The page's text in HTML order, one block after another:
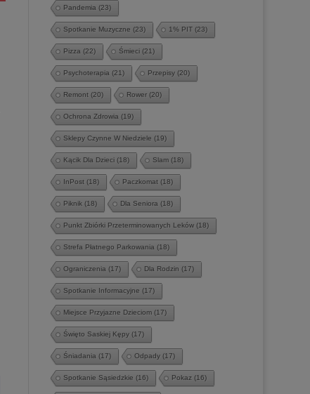
Pandemia (23)
Spotkanie Muzyczne (23) 1% PIT (23)
Pizza (22) Śmieci (21)
Psychoterapia (21) Przepisy (20)
Remont (20) Rower (20)
Ochrona Zdrowia (19)
Sklepy Czynne W Niedziele (19)
Kącik Dla Dzieci (18) Slam (18)
InPost (18) Paczkomat (18)
Piknik (18) Dla Seniora (18)
Punkt Zbiórki Przeterminowanych Leków (18)
Strefa Płatnego Parkowania (18)
Ograniczenia (17) Dla Rodzin (17)
Spotkanie Informacyjne (17)
Miejsce Przyjazne Dzieciom (17)
Święto Saskiej Kępy (17)
Śniadania (17) Odpady (17)
Spotkanie Sąsiedzkie (16) Pokaz (16)